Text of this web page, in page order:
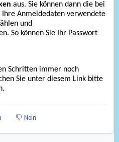
aus. Sie können dann die bei
Anmeldedaten verwendete
und
So können Sie Ihr Passwort
Schritten immer noch
Sie unter diesem Link bitte
Nein